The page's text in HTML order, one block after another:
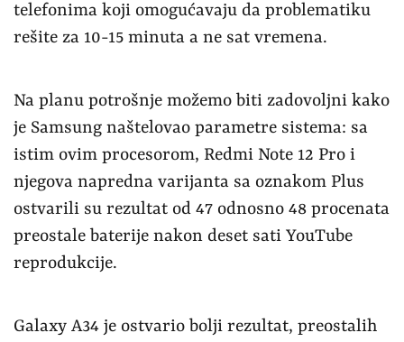
telefonima koji omogućavaju da problematiku
rešite za 10-15 minuta a ne sat vremena.
Na planu potrošnje možemo biti zadovoljni kako
je Samsung naštelovao parametre sistema: sa
istim ovim procesorom, Redmi Note 12 Pro i
njegova napredna varijanta sa oznakom Plus
ostvarili su rezultat od 47 odnosno 48 procenata
preostale baterije nakon deset sati YouTube
reprodukcije.
Galaxy A34 je ostvario bolji rezultat, preostalih